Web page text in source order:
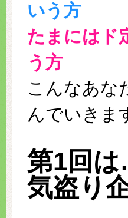
いう方
たまにはド
う方
こんなあな
んでいきま
第1回
気盗り